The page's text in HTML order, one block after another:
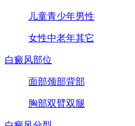
儿童青少年男性
女性中老年其它
白癜风部位
面部颈部背部
胸部双臂双腿